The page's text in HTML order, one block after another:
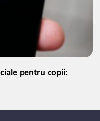
pentru copii: